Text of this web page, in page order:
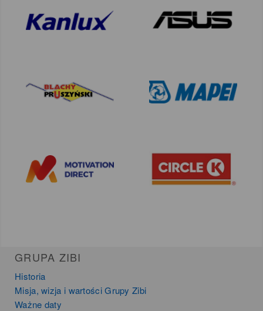
GRUPA ZIBI
Historia
Misja, wizja i wartości Grupy Zibi
Ważne daty